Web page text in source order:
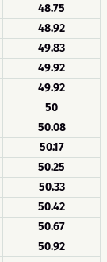
48.75
48.92
49.83
49.92
49.92
50
50.08
50.17
50.25
50.33
50.42
50.67
50.92